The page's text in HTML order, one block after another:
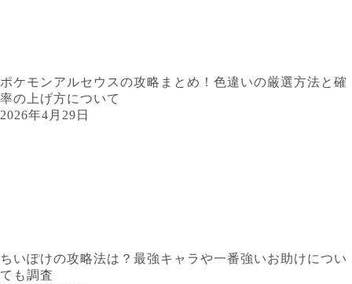
ポケモンアルセウスの攻略まとめ！色違いの厳選方法と確
率の上げ方について
2026年4月29日
ちいぽけの攻略法は？最強キャラや一番強いお助けについ
ても調査